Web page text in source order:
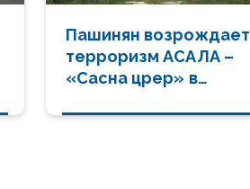
Пашинян возрождает
терроризм АСАЛА –
«Сасна црер» в